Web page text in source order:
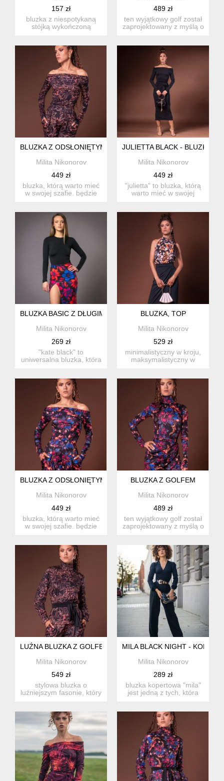
157 zł
bluzka z niespotykaną
stójką wykończoną
489 zł
ten wyjątkowy golf został
zaprojektowany z myślą o
BLUZKA Z ODSŁONIĘTYMI RAMIONAMI
Milita Nikonorov
449 zł
bluzka, którą warto mieć
w swojej szafie. będzie
JULIETTA BLACK - BLUZKA Z
Milita Nikonorov
449 zł
"julietta" to bluzka, którą
warto mieć w swojej
BLUZKA BASIC Z DŁUGIM RĘKAWEM - KATE BLACK
Milita Nikonorov
269 zł
"kate black" to
uniwersalna bluzka, która
BLUZKA, TOP
Milita Nikonorov
529 zł
minimalistyczny w kroju,
maksymalistyczny w
BLUZKA Z ODSŁONIĘTYMI RAMIONAMI
Milita Nikonorov
449 zł
bluzka, którą warto mieć
w swojej szafie. będzie
BLUZKA Z GOLFEM
Milita Nikonorov
489 zł
ten wyjątkowy golf został
zaprojektowany z myślą o
LUŹNA BLUZKA Z GOLFEM
Milita Nikonorov
549 zł
stylowa bluzka o
luźniejszym fasonie, który
MILA BLACK NIGHT -
Milita Nikonorov
289 zł
bluzka kopertowa "mila"
jest jedną z tych, która